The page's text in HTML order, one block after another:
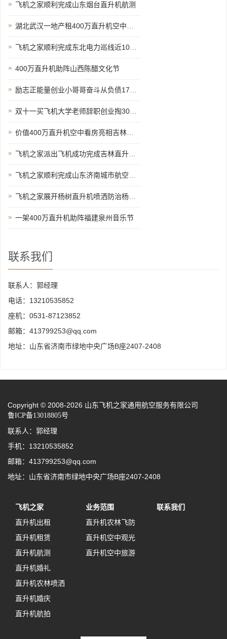
飞机之家顺利完成山东烟台直升机航测
湖北武汉一地产租400万直升机空中看房
飞机之家顺利完成东北电力巡线近100小时作业
400万直升机助阵山西陈醋文化节
励志正能量创业小哥哥奋斗从负债170万到8架直升机
双十一买飞机大学老师辞职创业掏300万网上订购直升机
价值400万直升机空中看房亮相吉林通化一楼盘
飞机之家派出飞机成功完成吉林直升机航测
飞机之家顺利完成山东济南城市航空测绘
飞机之家展开杨树直升机喷洒防治杨小舟蛾
一架400万直升机助阵福建泉州音乐节
联系我们
联系人：郭经理
电话：13210535852
座机：0531-87123852
邮箱：413799253@qq.com
地址：山东省济南市绿地中央广场B座2407-2408
Copyright © 2008-2026 山东飞机之家通用航空服务有限公司
鲁ICP备13018805号
联系人：郭经理
手机：13210535852
邮箱：413799253@qq.com
地址：山东省济南市绿地中央广场B座2407-2408
飞机之家
直升机出租
直升机租赁
直升机航测
直升机婚礼
直升机农林喷洒
直升机婚庆
直升机航拍
业务范围
直升机农林飞防
直升机空中观光
直升机空中旅游
联系我们